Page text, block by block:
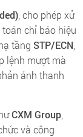
, cho phép xử
chỉ báo hiệu
tầng STP/ECN
lệnh mượt mà
ánh thanh
CXM Group,
và công